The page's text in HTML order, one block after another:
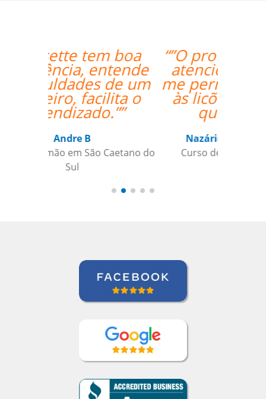
“”O professor é muito
atencioso e o Skype
me permite ter acesso
às licões onde quer
que esteja.””
Nazário Ismael Meguigy
Curso de Árabe em Aracaju